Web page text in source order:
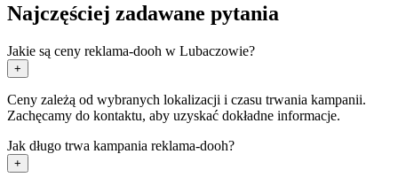
Najczęściej zadawane pytania
Jakie są ceny reklama-dooh w Lubaczowie?
+
Ceny zależą od wybranych lokalizacji i czasu trwania kampanii.
Zachęcamy do kontaktu, aby uzyskać dokładne informacje.
Jak długo trwa kampania reklama-dooh?
+